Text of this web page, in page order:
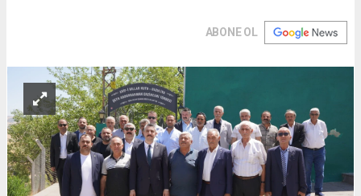
ABONE OL